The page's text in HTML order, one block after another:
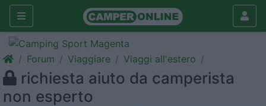
Forum Viaggiare Viaggi all'estero
richiesta aiuto da camperista
non esperto